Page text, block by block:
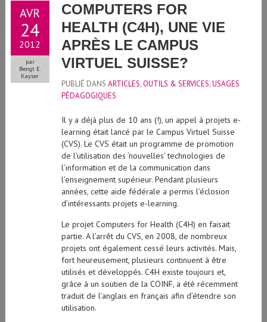
AVR
24
2012
par
Bengt E.
Kayser
COMPUTERS FOR
HEALTH (C4H), UNE VIE
APRÈS LE CAMPUS
VIRTUEL SUISSE?
PUBLIÉ DANS ARTICLES,OUTILS & SERVICES,USAGES
PÉDAGOGIQUES
Il y a déjà plus de 10 ans (!), un appel à projets e-
learning était lancé par le Campus Virtuel Suisse
(CVS). Le CVS était un programme de promotion
de l’utilisation des ‘nouvelles’ technologies de
l’information et de la communication dans
l’enseignement supérieur. Pendant plusieurs
années, cette aide fédérale a permis l’éclosion
d’intéressants projets e-learning.
Le projet Computers for Health (C4H) en faisait
partie. A l’arrêt du CVS, en 2008, de nombreux
projets ont également cessé leurs activités. Mais,
fort heureusement, plusieurs continuent à être
utilisés et développés. C4H existe toujours et,
grâce à un soutien de la COINF, a été récemment
traduit de l’anglais en français afin d’étendre son
utilisation.